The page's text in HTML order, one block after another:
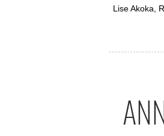
Lise Akoka,